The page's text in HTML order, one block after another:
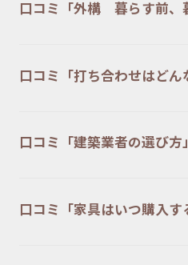
口コミ「外構 暮らす前、
口コミ「打ち合わせはどん
口コミ「建築業者の選び方」
口コミ「家具はいつ購入す